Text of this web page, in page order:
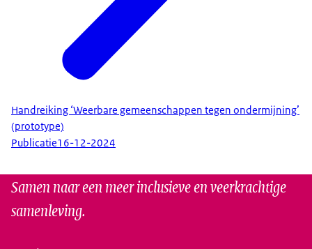
Handreiking ‘Weerbare gemeenschappen tegen ondermijning’
(prototype)
Publicatie16-12-2024
Samen naar een meer inclusieve en veerkrachtige
samenleving.